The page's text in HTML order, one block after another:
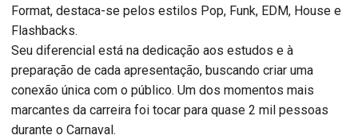
Format, destaca-se pelos estilos Pop, Funk, EDM, House e
Flashbacks.
Seu diferencial está na dedicação aos estudos e à
preparação de cada apresentação, buscando criar uma
conexão única com o público. Um dos momentos mais
marcantes da carreira foi tocar para quase 2 mil pessoas
durante o Carnaval.